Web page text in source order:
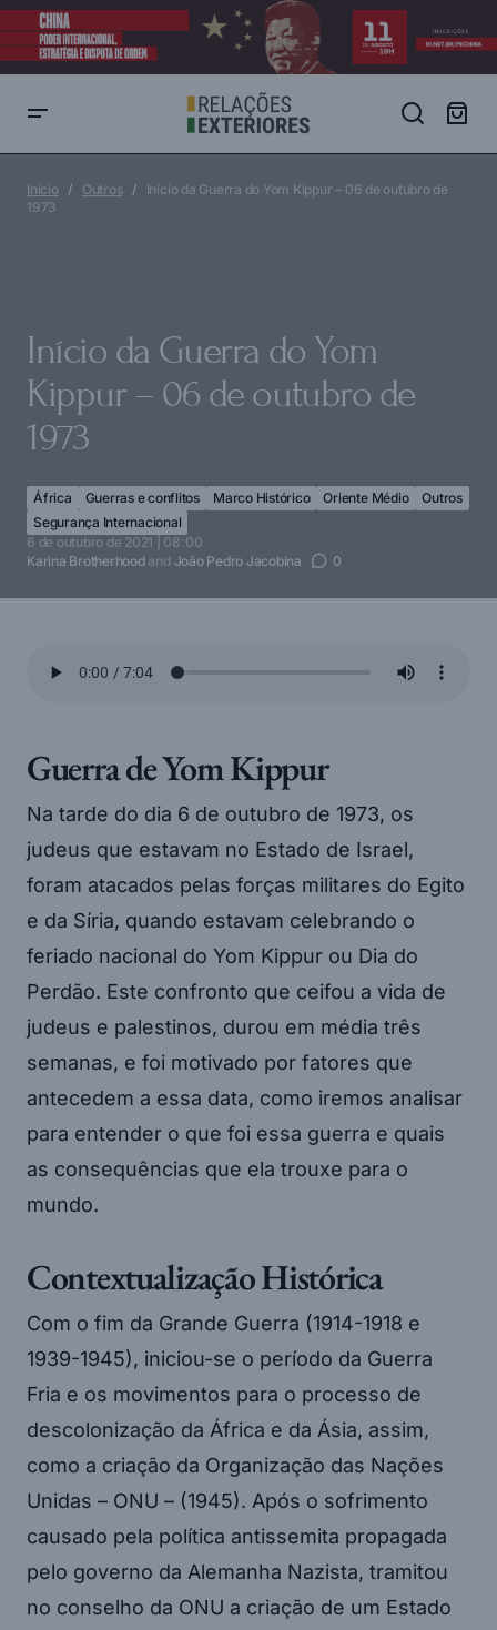
Início Outros
Início da Guerra do Yom Kippur – 06 de outubro de
1973
Início da Guerra do Yom
Kippur – 06 de outubro de
1973
África Guerras e conflitos Marco Histórico Oriente Médio
Outros
Segurança Internacional
6 de outubro de 2021 | 08:00
Karina Brotherhoodand João Pedro Jacobina 0
Guerra de Yom Kippur
Na tarde do dia 6 de outubro de 1973, os
judeus que estavam no Estado de Israel,
foram atacados pelas forças militares do Egito
e da Síria, quando estavam celebrando o
feriado nacional do Yom Kippur ou Dia do
Perdão. Este confronto que ceifou a vida de
judeus e palestinos, durou em média três
semanas, e foi motivado por fatores que
antecedem a essa data, como iremos analisar
para entender o que foi essa guerra e quais
as consequências que ela trouxe para o
mundo.
Contextualização Histórica
Com o fim da Grande Guerra (1914-1918 e
1939-1945), iniciou-se o período da Guerra
Fria e os movimentos para o processo de
descolonização da África e da Ásia, assim,
como a criação da Organização das Nações
Unidas – ONU – (1945). Após o sofrimento
causado pela política antissemita propagada
pelo governo da Alemanha Nazista, tramitou
no conselho da ONU a criação de um Estado